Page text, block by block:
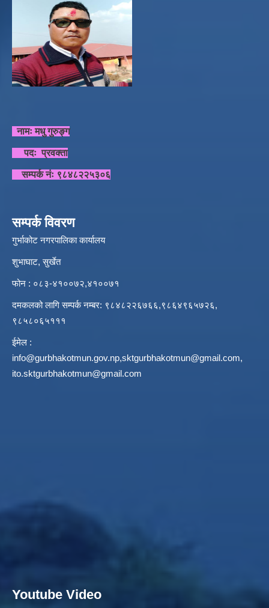
नामः मधु गुरुङ्ग
पदः प्रवक्ता
सम्पर्क नंः ९८४८२२५३०६
सम्पर्क विवरण
गुर्भाकोट नगरपालिका कार्यालय
शुभाघाट, सुर्खेत
फोन : ०८३-४१००७२,४१००७१
दमकलको लागि सम्पर्क नम्बर: ९८४८२२६७६६,९८६४९६५७२६,
९८५८०६५१११
ईमेल :
info@gurbhakotmun.gov.np,sktgurbhakotmun@gmail.com,
ito.sktgurbhakotmun@gmail.com
Youtube Video